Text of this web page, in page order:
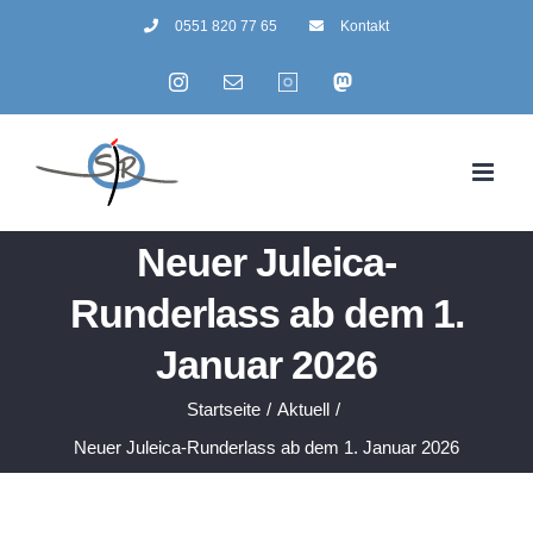
0551 820 77 65 Kontakt
Instagram
E-
SummertimeMastodon
Neuer Juleica-
Runderlass ab dem 1.
Januar 2026
Startseite / Aktuell /
Neuer Juleica-Runderlass ab dem 1. Januar 2026